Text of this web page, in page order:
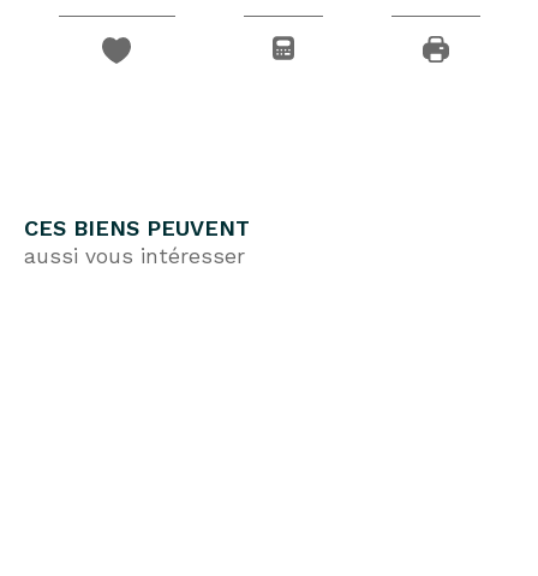
CES BIENS PEUVENT
aussi vous intéresser